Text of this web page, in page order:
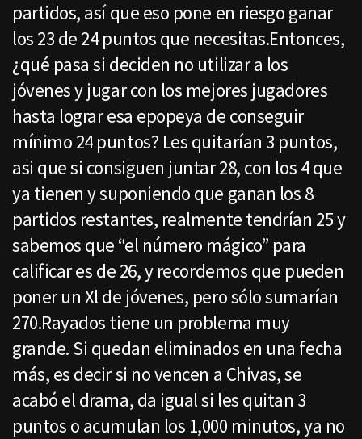
partidos, así que eso pone en riesgo ganar
los 23 de 24 puntos que necesitas.Entonces,
¿qué pasa si deciden no utilizar a los
jóvenes y jugar con los mejores jugadores
hasta lograr esa epopeya de conseguir
mínimo 24 puntos? Les quitarían 3 puntos,
asi que si consiguen juntar 28, con los 4 que
ya tienen y suponiendo que ganan los 8
partidos restantes, realmente tendrían 25 y
sabemos que “el número mágico” para
calificar es de 26, y recordemos que pueden
poner un Xl de jóvenes, pero sólo sumarían
270.Rayados tiene un problema muy
grande. Si quedan eliminados en una fecha
más, es decir si no vencen a Chivas, se
acabó el drama, da igual si les quitan 3
puntos o acumulan los 1,000 minutos, ya no